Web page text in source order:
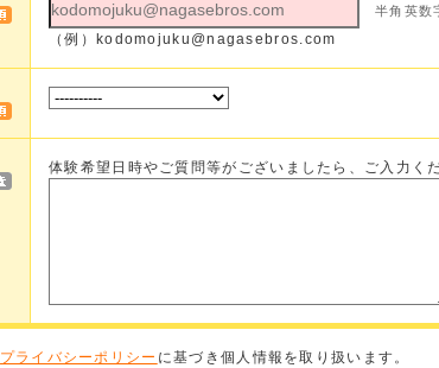
半角英数
（例） kodomojuku@nagasebros.com
体験希望日時やご質問等がございましたら、ご入力く
プライバシーポリシー に基づき個人情報を取り扱います。